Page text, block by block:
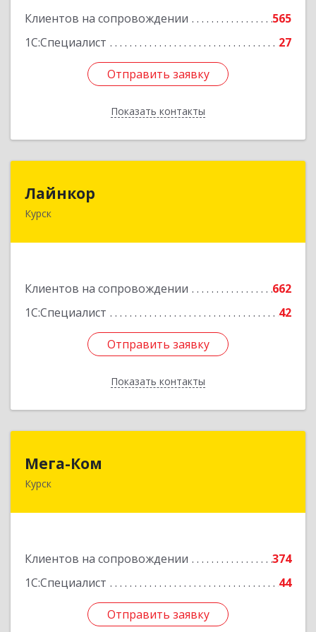
Клиентов на сопровождении
565
1С:Специалист
27
Отправить заявку
Показать контакты
Отправить заявку
Назад
Лайнкор
Курск
Клиентов на сопровождении
662
1С:Специалист
42
Отправить заявку
Показать контакты
305021, Курская обл, Курск г, Победы пр-кт, дом
Отправить заявку
Назад
Мега-Ком
Курск
Клиентов на сопровождении
374
1С:Специалист
44
Отправить заявку
305001, Курская обл, Курск г, Красной Армии ул,
Отправить заявку